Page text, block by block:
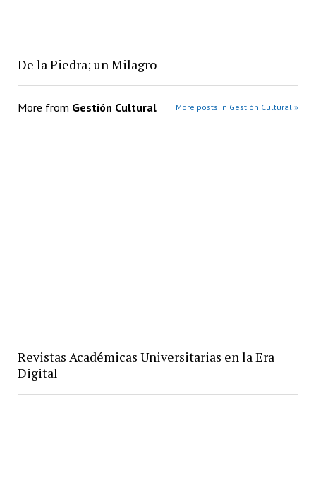
De la Piedra; un Milagro
More from Gestión Cultural More posts in Gestión Cultural »
Revistas Académicas Universitarias en la Era
Digital